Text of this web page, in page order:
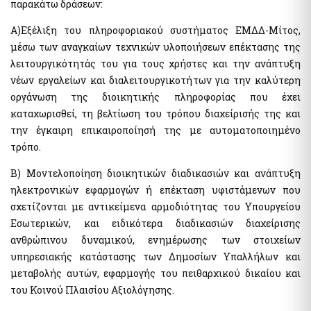
Μισθοδοσία υπαλλήλων Υπ. Οικονομικών & Εποπτευόμενων
e-Δελτίο Ατομικής Υπηρεσιακής Κατάστασης (ΔΑΥΚ)
Ακίνητα
Εκτιμήσεις Τιμών Ζώνης ΑΠΑΑ
Μητρώο Αξιών Μεταβιβάσεων Ακινήτων
Φύλλα Υπολογισμού ΑΠΑΑ
Οδηγίες - Έντυπα
e-Έντυπα
Λοιπές Υπηρεσίες Δ.Δ.
Εθνικό Μητρώο Επικοινωνίας (Ε.Μ.Επ) Κέντρο Ειδοποιήσεων
Κράτος φιλικό προς τον πολίτη (ΔΔ)
Υπηρεσία Εξουσιοδότησης Χρηστών Οριζόντιων
Αιγιαλοί - Δημόσια Περιουσία
e-Δημοπρασίες Αιγιαλών
Ευρετήριο και Χάρτης Καθορισμένου Αιγιαλού
e-Aιτήσεις προς τις Υπηρεσίες Δημόσιας Περιουσίας
Ψηφιακές Υπηρεσίες Κοινωφελών Περιουσιών
Επιχειρήσεις
Εξωδικαστικός Μηχανισμός
Μητρώο Δεξαμενών Ενεργειακών Προϊόντων
Μητρώο Πραγματικών Δικαιούχων
Προστασία επιχειρήσεων πληγέντων Κορωνοϊού Αίτηση
υπαγωγής στη διαδικασία συνεισφοράς Δημοσίου στην
αποπληρωμή επιχειρηματικών δανείων
Know Your Business – (eGov-KYB)
Σύστημα Ιχνηλασιμότητας Καπνικών Προϊόντων (ID Issuer)
Aκίνητα
παρακάτω δράσεων:
Α)Εξέλιξη του πληροφοριακού συστήματος ΕΜΔΔ-Μίτος,
μέσω των αναγκαίων τεχνικών υλοποιήσεων επέκτασης της
λειτουργικότητάς του για τους χρήστες και την ανάπτυξη
νέων εργαλείων και διαλειτουργικοτήτων για την καλύτερη
οργάνωση της διοικητικής πληροφορίας που έχει
καταχωρισθεί, τη βελτίωση του τρόπου διαχείρισής της και
την έγκαιρη επικαιροποίησή της με αυτοματοποιημένο
τρόπο.
Β) Μοντελοποίηση διοικητικών διαδικασιών και ανάπτυξη
ηλεκτρονικών εφαρμογών ή επέκταση υφιστάμενων που
σχετίζονται με αντικείμενα αρμοδιότητας του Υπουργείου
Εσωτερικών, και ειδικότερα διαδικασιών διαχείρισης
ανθρώπινου δυναμικού, ενημέρωσης των στοιχείων
υπηρεσιακής κατάστασης των Δημοσίων Υπαλλήλων και
μεταβολής αυτών, εφαρμογής του πειθαρχικού δικαίου και
του Κοινού Πλαισίου Αξιολόγησης.